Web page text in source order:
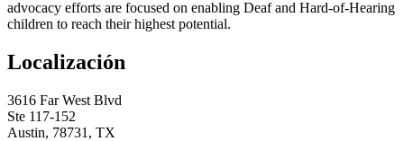
advocacy efforts are focused on enabling Deaf and Hard-of-Hearing
children to reach their highest potential.
Localización
3616 Far West Blvd
Ste 117-152
Austin, 78731, TX